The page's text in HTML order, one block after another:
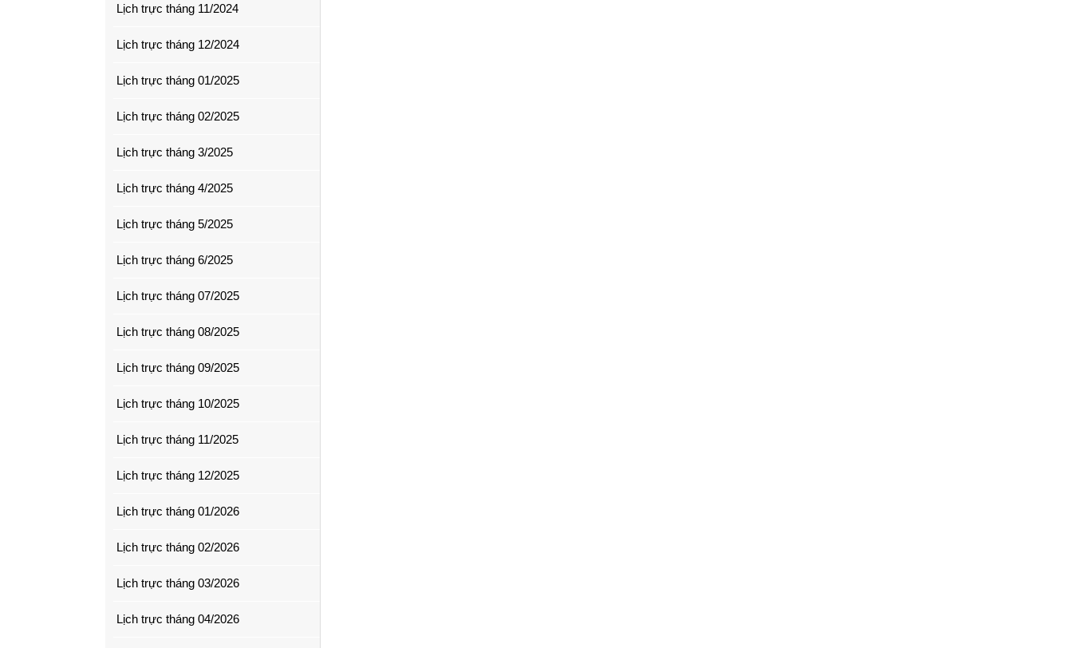
Lịch trực tháng 11/2024
Lịch trực tháng 12/2024
Lịch trực tháng 01/2025
Lịch trực tháng 02/2025
Lịch trực tháng 3/2025
Lịch trực tháng 4/2025
Lịch trực tháng 5/2025
Lịch trực tháng 6/2025
Lịch trực tháng 07/2025
Lịch trực tháng 08/2025
Lịch trực tháng 09/2025
Lịch trực tháng 10/2025
Lịch trực tháng 11/2025
Lịch trực tháng 12/2025
Lịch trực tháng 01/2026
Lịch trực tháng 02/2026
Lịch trực tháng 03/2026
Lịch trực tháng 04/2026